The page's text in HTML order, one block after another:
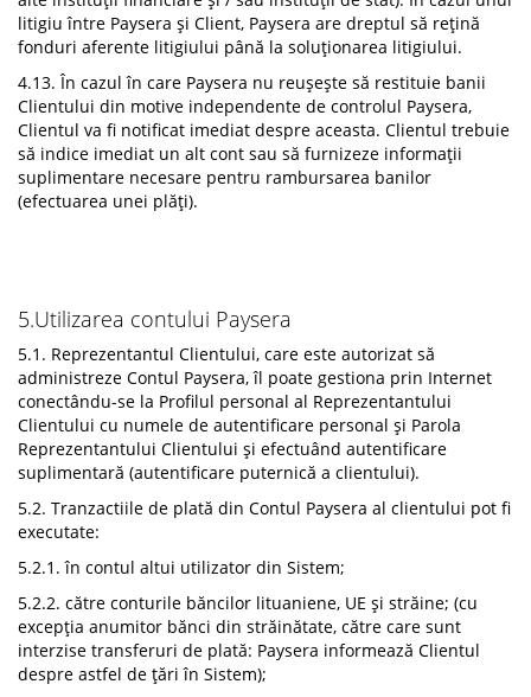
litigiu între Paysera și Client, Paysera are dreptul să rețină
fonduri aferente litigiului până la soluționarea litigiului.
4.13. În cazul în care Paysera nu reușește să restituie banii
Clientului din motive independente de controlul Paysera,
Clientul va fi notificat imediat despre aceasta. Clientul trebuie
să indice imediat un alt cont sau să furnizeze informații
suplimentare necesare pentru rambursarea banilor
(efectuarea unei plăți).
5.Utilizarea contului Paysera
5.1. Reprezentantul Clientului, care este autorizat să
administreze Contul Paysera, îl poate gestiona prin Internet
conectându-se la Profilul personal al Reprezentantului
Clientului cu numele de autentificare personal și Parola
Reprezentantului Clientului și efectuând autentificare
suplimentară (autentificare puternică a clientului).
5.2. Tranzactiile de plată din Contul Paysera al clientului pot fi
executate:
5.2.1. în contul altui utilizator din Sistem;
5.2.2. către conturile băncilor lituaniene, UE și străine; (cu
excepția anumitor bănci din străinătate, către care sunt
interzise transferuri de plată: Paysera informează Clientul
despre astfel de țări în Sistem);